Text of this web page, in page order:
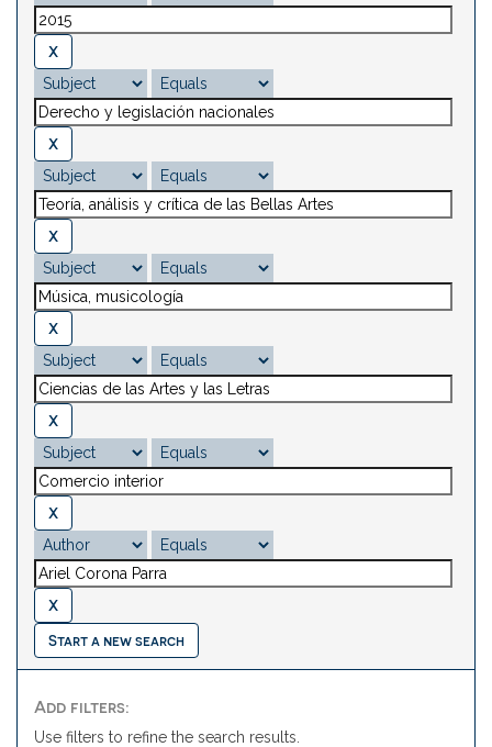
Start a new search
Add filters:
Use filters to refine the search results.